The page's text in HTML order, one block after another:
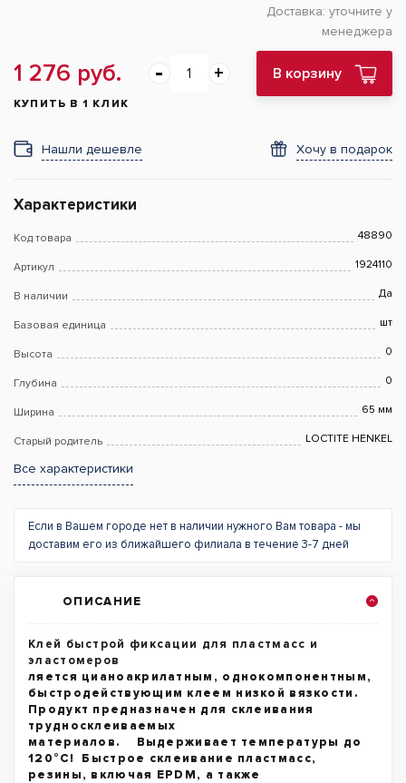
Доставка: уточните у
менеджера
1 276 руб. В корзину
КУПИТЬ В 1 КЛИК
Нашли дешевле Хочу в подарок
Характеристики
Код товара 48890
Артикул 1924110
В наличии Да
Базовая единица шт
Высота 0
Глубина 0
Ширина 65 мм
Старый родитель LOCTITE HENKEL
Все характеристики
Если в Вашем городе нет в наличии нужного Вам товара - мы
доставим его из ближайшего филиала в течение 3-7 дней
ОПИСАНИЕ
Клей быстрой фиксации для пластмасс и
эластомеров
ляется цианоакрилатным, однокомпонентным,
быстродействующим клеем низкой вязкости.
Продукт предназначен для склеивания
трудносклеиваемых
материалов. Выдерживает температуры до
120°C! Быстрое склеивание пластмасс,
резины, включая EPDM, а также